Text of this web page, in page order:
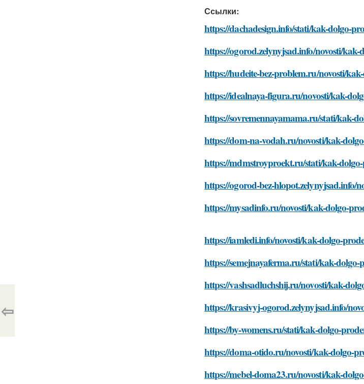
Ссылки:
https://dachadesign.info/stati/kak-dolgo-
https://ogorod.zelynyjsad.info/novosti/
https://hudeite-bez-problem.ru/novosti/
https://idealnaya-figura.ru/novosti/kak-
https://sovremennayamama.ru/stati/kak-
https://dom-na-vodah.ru/novosti/kak-
https://mdmstroyproekt.ru/stati/kak-
https://ogorod-bez-
https://mysadinfo.ru/novosti/kak-dolgo-
https://iamledi.info/novosti/kak-dolgo-
https://semejnayaferma.ru/stati/kak-
https://vashsadluchshij.ru/novosti/kak-
https://krasivyj-ogorod.zelynyjsad.info/
https://by-womens.ru/stati/kak-dolgo-
https://doma-otido.ru/novosti/kak-dolgo-
https://mebel-doma23.ru/novosti/kak-
⇦